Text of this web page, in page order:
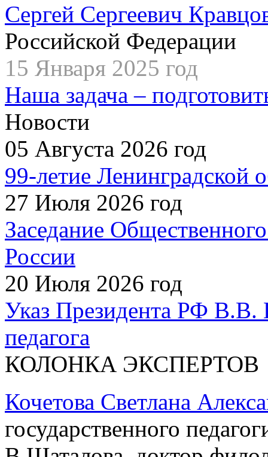
Сергей Сергеевич
Российской Федерации
15 Января 2025 год
Наша задача –
Новости
05 Августа 2026 год
99-летие Ленинградской
27 Июля 2026 год
Заседание
России
20 Июля 2026 год
Указ Президента РФ В.В.
педагога
КОЛОНКА ЭКСПЕРТОВ
Кочетова Светлана
государственного